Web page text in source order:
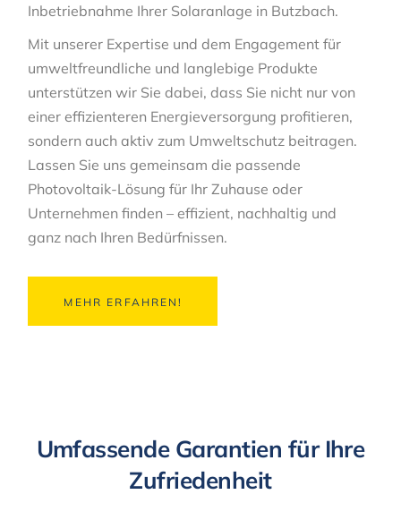
Inbetriebnahme Ihrer Solaranlage in Butzbach.
Mit unserer Expertise und dem Engagement für
umweltfreundliche und langlebige Produkte
unterstützen wir Sie dabei, dass Sie nicht nur von
einer effizienteren Energieversorgung profitieren,
sondern auch aktiv zum Umweltschutz beitragen.
Lassen Sie uns gemeinsam die passende
Photovoltaik-Lösung für Ihr Zuhause oder
Unternehmen finden – effizient, nachhaltig und
ganz nach Ihren Bedürfnissen.
MEHR ERFAHREN!
Umfassende Garantien für Ihre
Zufriedenheit